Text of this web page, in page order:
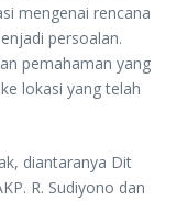
mengenai rencana
persoalan.
pemahaman yang
lokasi yang telah
diantaranya Dit
R. Sudiyono dan